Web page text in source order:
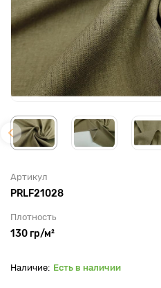
Артикул
PRLF21028
Плотность
130 гр/м²
Есть в наличии